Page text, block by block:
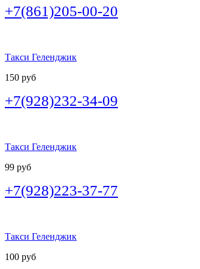
+7(861)205-00-20
Такси Геленджик
150 руб
+7(928)232-34-09
Такси Геленджик
99 руб
+7(928)223-37-77
Такси Геленджик
100 руб